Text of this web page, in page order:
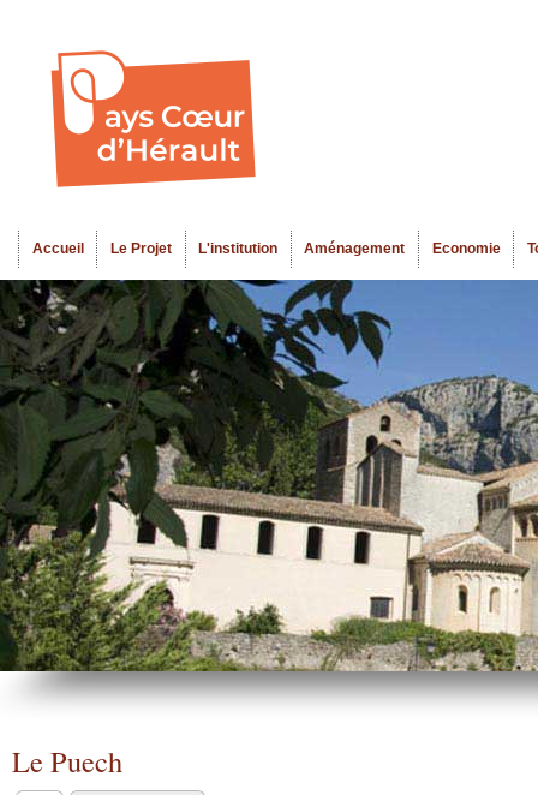
Menu principal
Accueil Le Projet L'institution Aménagement Economie
Le Puech